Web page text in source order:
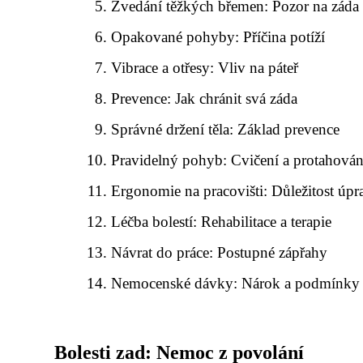
Zvedání těžkých břemen: Pozor na záda
Opakované pohyby: Příčina potíží
Vibrace a otřesy: Vliv na páteř
Prevence: Jak chránit svá záda
Správné držení těla: Základ prevence
Pravidelný pohyb: Cvičení a
Ergonomie na pracovišti: Důležitost
Léčba bolestí: Rehabilitace a terapie
Návrat do práce: Postupné zápřahy
Nemocenské dávky: Nárok a podmínky
Bolesti zad: Nemoc z povolání